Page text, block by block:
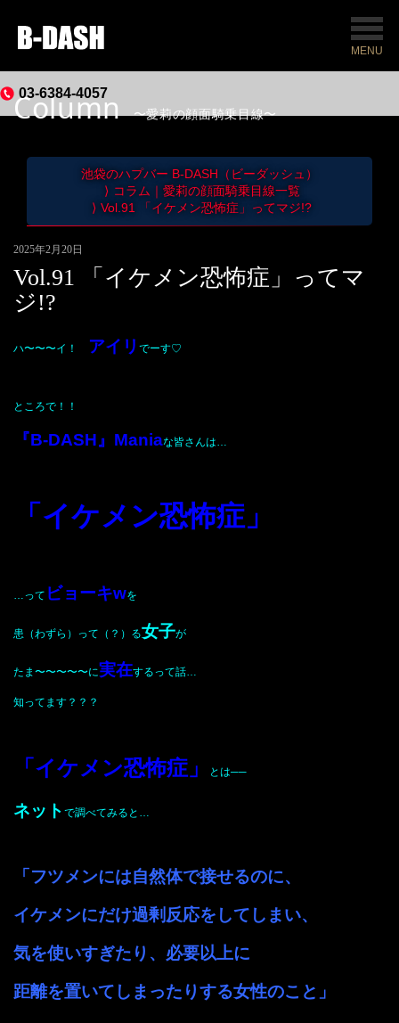
MENU
03-6384-4057
Column 愛莉の顔面騎乗目線
池袋のハプバー B-DASH（ビーダッシュ）
コラム｜愛莉の顔面騎乗目線一覧
Vol.91 「イケメン恐怖症」ってマジ!?
2025年2月20日
Vol.91 「イケメン恐怖症」ってマ
ジ!?
ハ〜〜〜イ！ アイリ でーす♡
ところで！！
『B-DASH』Maniaな皆さんは…
「イケメン恐怖症」
…って ビョーキwを
患（わずら）って（？）る女子が
たま〜〜〜〜〜に実在するって話…
知ってます？？？
「イケメン恐怖症」 とは──
ネット で調べてみると…
「フツメンには自然体で接せるのに、
イケメンにだけ過剰反応をしてしまい、
気を使いすぎたり、必要以上に
距離を置いてしまったりする女性のこと」